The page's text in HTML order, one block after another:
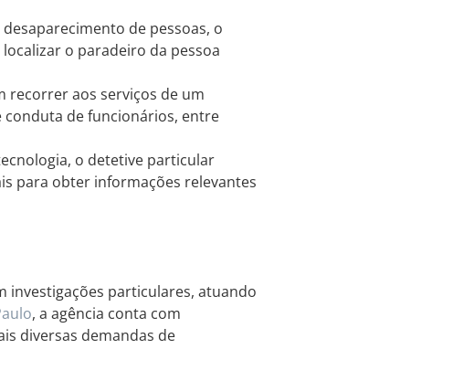
desaparecimento de pessoas, o
o paradeiro da pessoa
recorrer aos serviços de um
de funcionários, entre
o detetive particular
para obter informações relevantes
investigações particulares, atuando
, a agência conta com
diversas demandas de